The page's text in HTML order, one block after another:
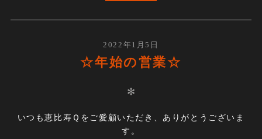
2022年1月5日
☆年始の営業☆
✻
いつも恵比寿Ｑをご愛顧いただき、ありがとうございま
す。